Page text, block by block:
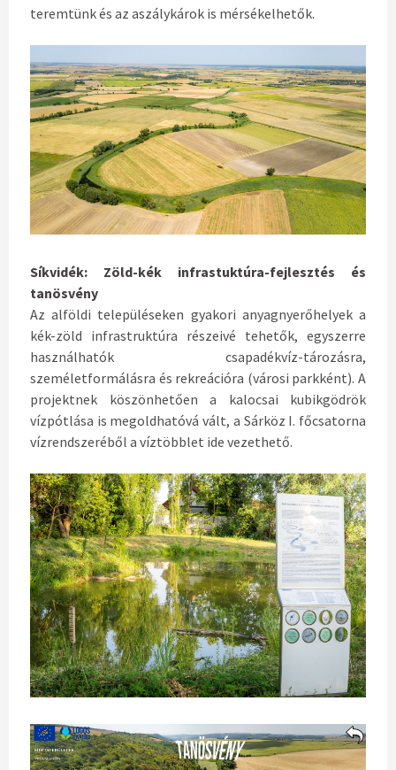
teremtünk és az aszálykárok is mérsékelhetők.
Síkvidék: Zöld-kék infrastuktúra-fejlesztés és
tanösvény
Az alföldi településeken gyakori anyagnyerőhelyek a
kék-zöld infrastruktúra részeivé tehetők, egyszerre
használhatók csapadékvíz-tározásra,
személetformálásra és rekreációra (városi parkként). A
projektnek köszönhetően a kalocsai kubikgödrök
vízpótlása is megoldhatóvá vált, a Sárköz I. főcsatorna
vízrendszeréből a víztöbblet ide vezethető.